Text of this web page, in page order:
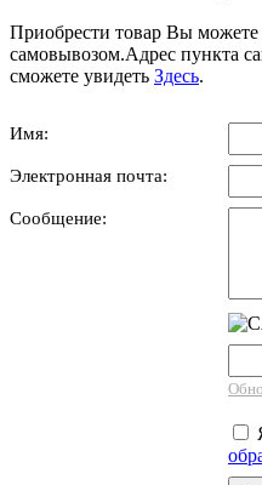
Приобрести товар Вы можете
самовывозом.Адрес пункта
сможете увидеть Здесь.
Имя:
Электронная почта:
Сообщение: